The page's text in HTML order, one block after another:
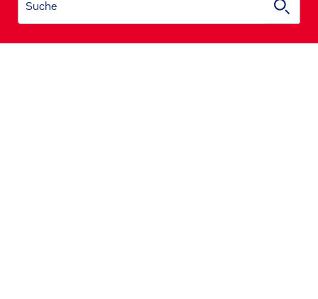
Suche